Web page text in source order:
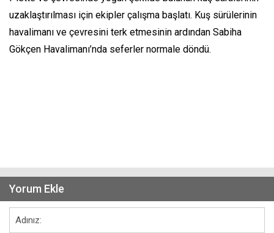
uzaklaştırılması için ekipler çalışma başlatı. Kuş sürülerinin
havalimanı ve çevresini terk etmesinin ardından Sabiha
Gökçen Havalimanı’nda seferler normale döndü.
Yorum Ekle